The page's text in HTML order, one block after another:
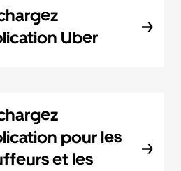
Uber
pour les
et les